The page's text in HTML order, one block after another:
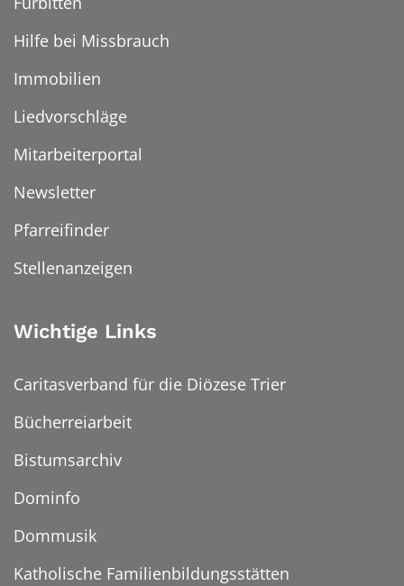
Hilfe bei Missbrauch
Immobilien
Liedvorschläge
Mitarbeiterportal
Newsletter
Pfarreifinder
Stellenanzeigen
Wichtige Links
Caritasverband für die Diözese Trier
Bücherreiarbeit
Bistumsarchiv
Dominfo
Dommusik
Katholische Familienbildungsstätten